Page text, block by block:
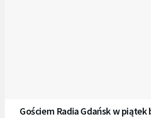
Gościem Radia Gdańsk w piątek